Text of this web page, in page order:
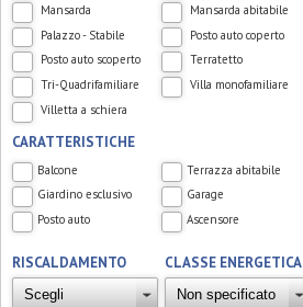
Mansarda
Mansarda abitabile
Palazzo - Stabile
Posto auto coperto
Posto auto scoperto
Terratetto
Tri-Quadrifamiliare
Villa monofamiliare
Villetta a schiera
CARATTERISTICHE
Balcone
Terrazza abitabile
Giardino esclusivo
Garage
Posto auto
Ascensore
RISCALDAMENTO CLASSE ENERGETICA